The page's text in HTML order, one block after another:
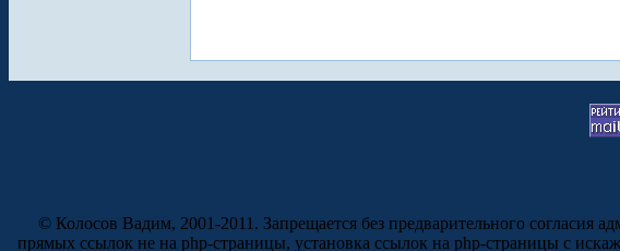
© Колосов Вадим, 2001-2011. Запрещается без предварительного согласия
прямых ссылок не на php-страницы, установка ссылок на php-страницы с